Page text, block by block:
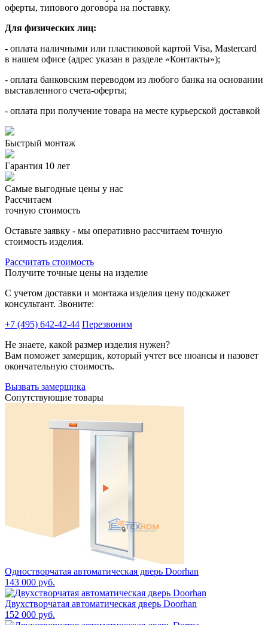
оферты, типового договора на поставку.
Для физических лиц:
- оплата наличными или пластиковой картой Visa, Mastercard
в нашем офисе (адрес указан в разделе «Контакты»);
- оплата банковским переводом из любого банка на основании
выставленного счета-оферты;
- оплата при получение товара на месте курьерской доставкой
Быстрый монтаж
Гарантия 10 лет
Самые выгодные цены у нас
Рассчитаем
точную стоимость
Оставьте заявку - мы оперативно рассчитаем точную
стоимость изделия.
Рассчитать стоимость
Получите точные цены на изделие
C учетом доставки и монтажа изделия цену подскажет
консультант. Звоните:
+7 (495) 642-42-44 Перезвоним
Не знаете, какой размер изделия нужен?
Вам поможет замерщик, который учтет все нюансы и назовет
окончательную стоимость.
Вызвать замерщика
Сопутствующие товары
Одностворчатая автоматическая дверь Doorhan
143 000 руб.
Двухстворчатая автоматическая дверь Doorhan
152 000 руб.